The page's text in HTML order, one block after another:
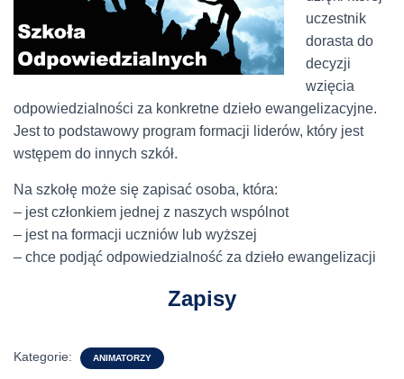
uczestnik
dorasta do
decyzji
wzięcia
odpowiedzialności za konkretne dzieło ewangelizacyjne.
Jest to podstawowy program formacji liderów, który jest
wstępem do innych szkół.
Na szkołę może się zapisać osoba, która:
– jest członkiem jednej z naszych wspólnot
– jest na formacji uczniów lub wyższej
– chce podjąć odpowiedzialność za dzieło ewangelizacji
Zapisy
Kategorie: ANIMATORZY